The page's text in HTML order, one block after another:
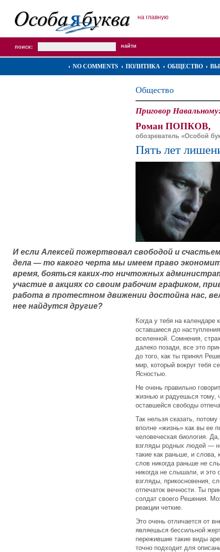
на главную
поиск:
NO COMMENTS ПОЛИТИКА ОБЩЕСТВО
Общество
Приговор
Роман ПОПКОВ,
обозреватель «Особой
Пять лет
И если Алексей пожертвовал свободой и
дела — то какого черта мы имеем право
время, бояться каких-то ничтожных
участие в акциях со своим рабочим графиком,
работа в протестном движении достойна нас,
нее найдутся другие?
Когда у тебя на календаре
оставшиеся до
вселенной. Сомнения,
далеко позади, все это
до того, как ты принял
мир, который вокруг тебя
Ясностью.
Не очень правильно
жизнью и радуешься тому,
оставшейся свободы
Так нельзя сказать,
вполне «жизнь» как вы ее
человеческая биология.
взгляды родных людей —
такие как раньше, и слова,
слов никогда раньше не
никогда не слышали, и это
взгляды, прикосновения,
отпечаток вечности. Ты
солдат своего Решения.
реакции четкие.
Это очень отличается от
являешься бессильной
пережившие такие виды
точно подходит для